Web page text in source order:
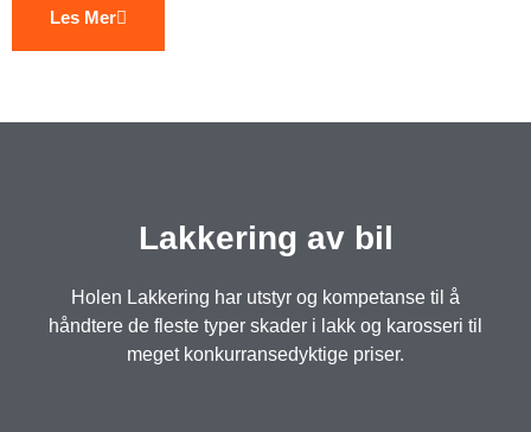
Les Mer
Lakkering av bil
Holen Lakkering har utstyr og kompetanse til å
håndtere de fleste typer skader i lakk og karosseri til
meget konkurransedyktige priser.